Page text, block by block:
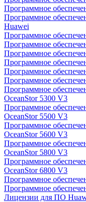
Программное
Программное
Huawei
Программное
Программное
Программное
Программное
Программное
Программное
Программное
OceanStor 5300 V3
Программное
OceanStor 5500 V3
Программное
OceanStor 5600 V3
Программное
OceanStor 5800 V3
Программное
OceanStor 6800 V3
Программное
Программное
Лицензии для ПО